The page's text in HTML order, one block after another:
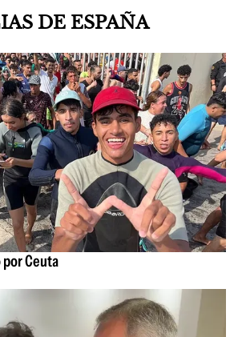
DE ESPAÑA
Ceuta